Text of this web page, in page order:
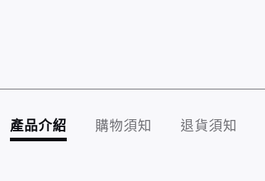
產品介紹 購物須知 退貨須知